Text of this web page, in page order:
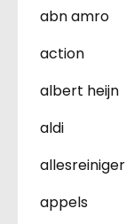
abn amro
action
albert heijn
aldi
allesreiniger
appels